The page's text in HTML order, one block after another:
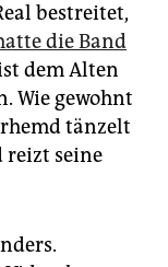
bestreitet,
die Band
dem Alten
Wie gewohnt
tänzelt
reizt seine